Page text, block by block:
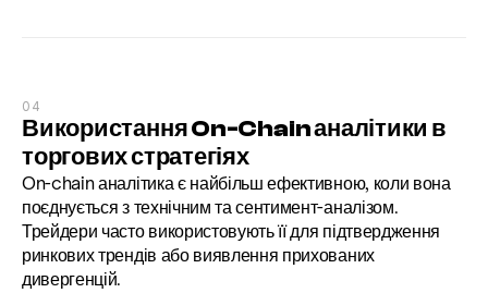
04
Використання On-Chain аналітики в
торгових стратегіях
On-chain аналітика є найбільш ефективною, коли вона
поєднується з технічним та сентимент-аналізом.
Трейдери часто використовують її для підтвердження
ринкових трендів або виявлення прихованих
дивергенцій.